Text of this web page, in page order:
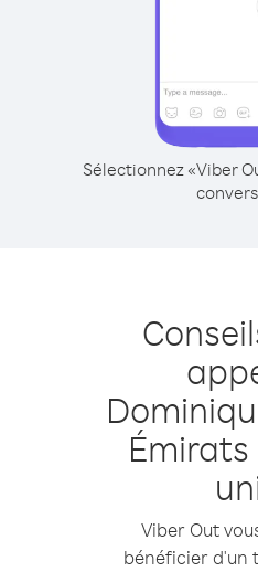
Sélectionnez «Viber
Viber Out
bénéficier d'un